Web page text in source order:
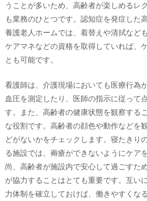
うことが多いため、高齢者が楽しめるレ
も業務のひとつです。認知症を発症した
養護老人ホームでは、着替えや清拭など
ケアマネなどの資格を取得していれば、
とも可能です。
看護師は、介護現場においても医療行為
血圧を測定したり、医師の指示に従って
す。また、高齢者の健康状態を観察する
な役割です。高齢者の顔色や動作などを
どがないかをチェックします。寝たきり
る施設では、褥瘡ができないようにケア
尚、高齢者が施設内で安心して過ごすた
が協力することはとても重要です。互い
力体制を確立しておけば、働きやすくな